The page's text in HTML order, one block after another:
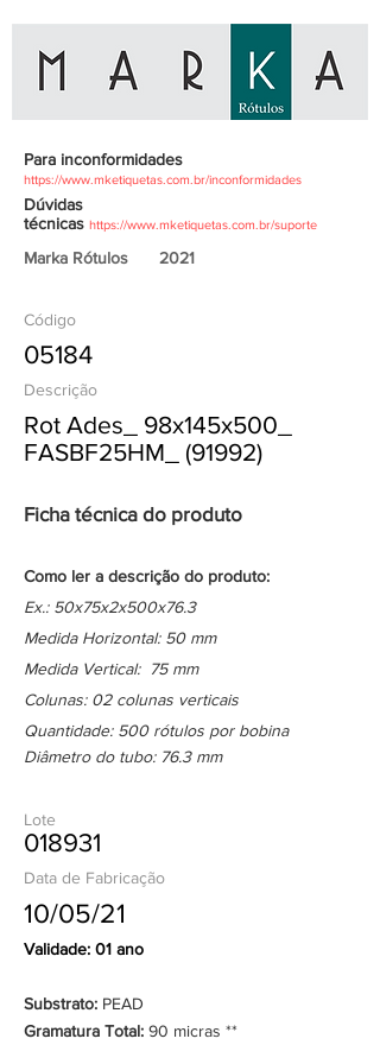
Para inconformidades
https://www.mketiquetas.com.br/inconformidades
Dúvidas
técnicas https://www.mketiquetas.com.br/suporte
Marka Rótulos 2021
Código
05184
Descrição
Rot Ades_ 98x145x500_
FASBF25HM_ (91992)
Ficha técnica do produto
Como ler a descrição do produto:
Ex.: 50x75x2x500x76.3
Medida Horizontal: 50 mm
Medida Vertical: 75 mm
Colunas: 02 colunas verticais
Quantidade: 500 rótulos por bobina
Diâmetro do tubo: 76.3 mm
Lote
018931
Data de Fabricação
10/05/21
Validade: 01 ano
Substrato: PEAD
Gramatura Total: 90 micras **